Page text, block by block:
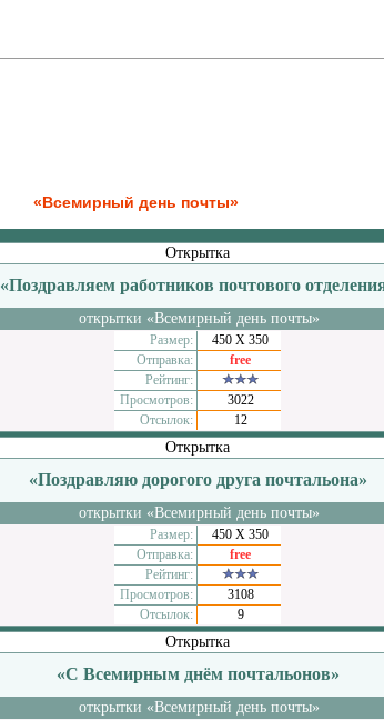
«Всемирный день почты»
Открытка
«Поздравляем работников почтового
открытки «Всемирный день почты»
Размер:
450 Х 350
Отправка:
free
Рейтинг:
Просмотров:
3022
Отсылок:
12
Открытка
«Поздравляю дорогого друга почтальона»
открытки «Всемирный день почты»
Размер:
450 Х 350
Отправка:
free
Рейтинг:
Просмотров:
3108
Отсылок:
9
Открытка
«С Всемирным днём почтальонов»
открытки «Всемирный день почты»